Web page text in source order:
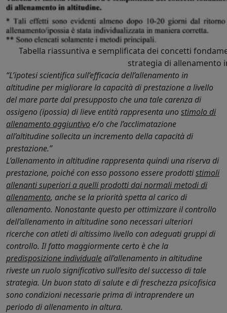
Tabella riassuntiva e semplificata dei concetti
strategia di allenamento
“L’ipotesi scientifica sull’efficacia dell’allenamento in
altitudine per migliorare la capacità di prestazione a livello
del mare parte dal presupposto che una tale carenza di
ossigeno (ipossia) di lieve entità rappresenta unostimolo di
allenamento aggiuntivo e/o che l’acclimatazione
all’altitudine sollecita un incremento della capacità di
prestazione.”
L’allenamento in altitudine rappresenta quindi una riserva di
prestazione, poiché con esso possono essere prodottistimoli
allenanti superiori a quelli prodotti dai normali metodi di
allenamento, anche se la priorità spetta al carico di
allenamento. Nonostante questo per ottimizzare il controllo
dell’allenamento in altitudine sono necessari ulteriori
ricerche con atleti di altissimo livello con adeguati gruppi di
controllo. Il fatto maggiormente certo è che la
predisposizione individuale all’allenamento in altitudine
riveste un ruolo significativo sull’esito del successo di tale
strategia. Un buon stato di salute e di freschezza psicofisica
sono condizioni necessarie prima di intraprendere un
periodo di allenamento in altura.